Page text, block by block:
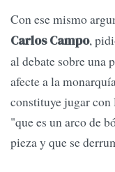
Con ese mismo
Carlos Campo,
al debate sobre una
afecte a la
constituye jugar con
"que es un arco de
pieza y que se